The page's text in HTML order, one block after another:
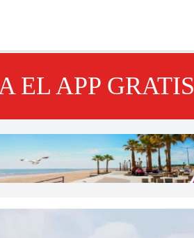
EL APP GRATIS